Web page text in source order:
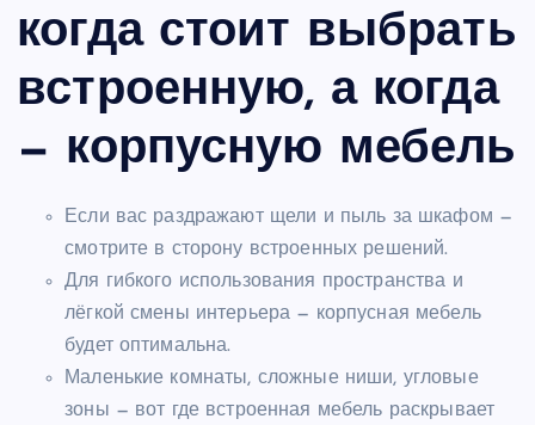
когда стоит выбрать
встроенную, а когда
— корпусную мебель
Если вас раздражают щели и пыль за шкафом —
смотрите в сторону встроенных решений.
Для гибкого использования пространства и
лёгкой смены интерьера — корпусная мебель
будет оптимальна.
Маленькие комнаты, сложные ниши, угловые
зоны — вот где встроенная мебель раскрывает